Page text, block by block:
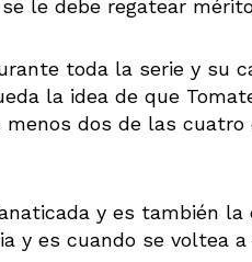
le debe regatear
toda la serie y su
la idea de que
menos dos de las
y es también
y es cuando se voltea